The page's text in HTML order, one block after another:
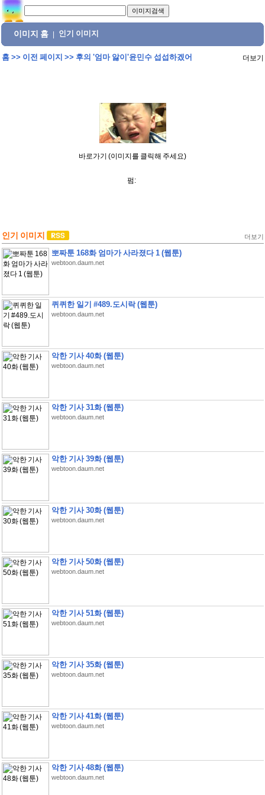
이미지 홈 인기 이미지
홈>> 이전 페이지 >> 후의 '엄마 앓이'윤민수 섭섭하겠어 더보기
바로가기 (이미지를 클릭해 주세요)
펌:
인기 이미지 더보기
뽀짜툰 168화 엄마가 사라졌다 1 (웹툰)
webtoon.daum.net
퀴퀴한 일기 #489.도시락 (웹툰)
webtoon.daum.net
악한 기사 40화 (웹툰)
webtoon.daum.net
악한 기사 31화 (웹툰)
webtoon.daum.net
악한 기사 39화 (웹툰)
webtoon.daum.net
악한 기사 30화 (웹툰)
webtoon.daum.net
악한 기사 50화 (웹툰)
webtoon.daum.net
악한 기사 51화 (웹툰)
webtoon.daum.net
악한 기사 35화 (웹툰)
webtoon.daum.net
악한 기사 41화 (웹툰)
webtoon.daum.net
악한 기사 48화 (웹툰)
webtoon.daum.net